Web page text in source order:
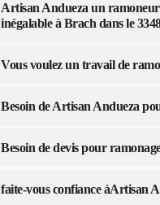
Artisan Andueza un ramoneur
inégalable à Brach dans le
Vous voulez un travail de
Besoin de Artisan Andueza
Besoin de devis pour
faite-vous confiance àArtisan